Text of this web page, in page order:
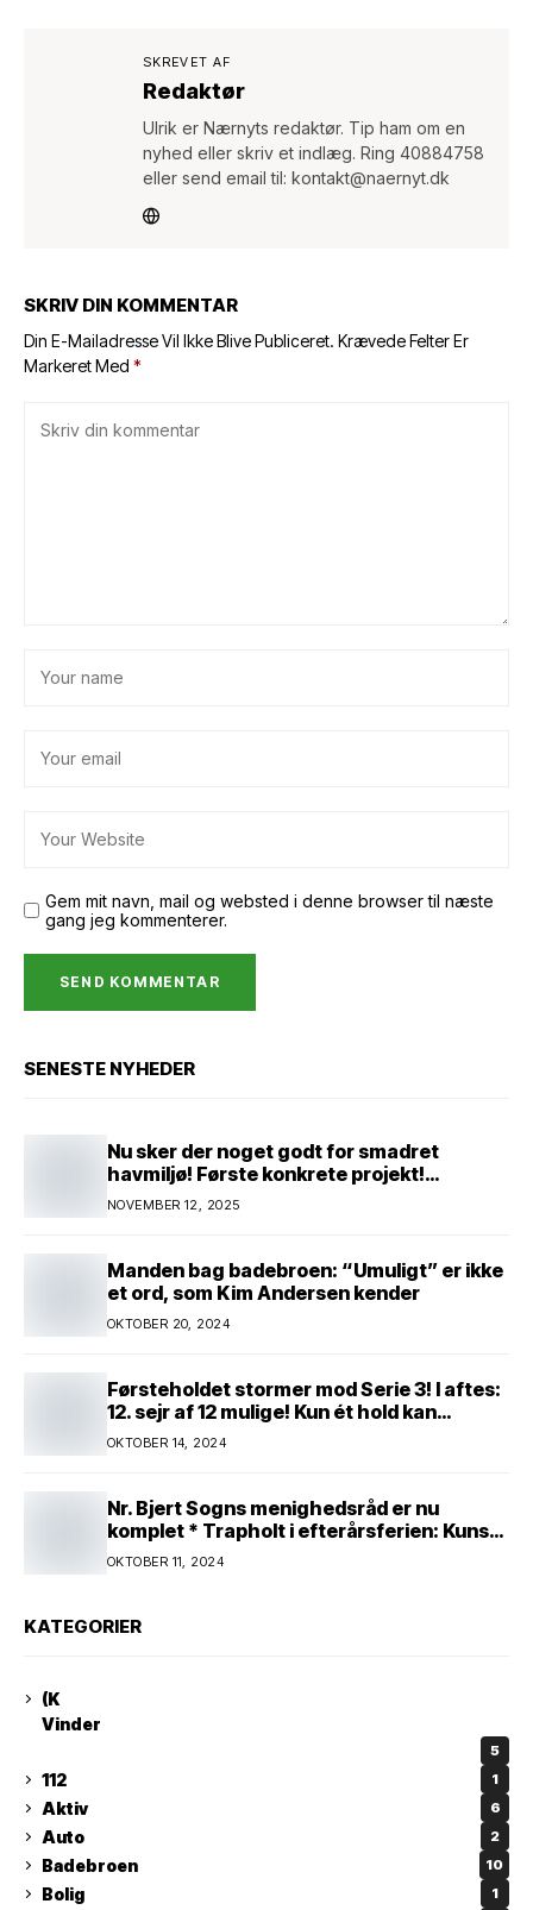
SKREVET AF
Redaktør
Ulrik er Nærnyts redaktør. Tip ham om en
nyhed eller skriv et indlæg. Ring 40884758
eller send email til: kontakt@naernyt.dk
SKRIV DIN KOMMENTAR
Din E-Mailadresse Vil Ikke Blive Publiceret. Krævede Felter Er
Markeret Med *
Gem mit navn, mail og websted i denne browser til næste
gang jeg kommenterer.
SENESTE NYHEDER
Nu sker der noget godt for smadret
havmiljø! Første konkrete projekt!
Genopretning af natur i lavbundsområde
ved Eltang Vig! 31 hektar! 2,5 millioner
NOVEMBER 12, 2025
Manden bag badebroen: “Umuligt” er ikke
et ord, som Kim Andersen kender
OKTOBER 20, 2024
Førsteholdet stormer mod Serie 3! I aftes:
12. sejr af 12 mulige! Kun ét hold kan
spænde ben! Afgørende kamp venter! Alle
mand af hus! Kør med og støt!
OKTOBER 14, 2024
Nr. Bjert Sogns menighedsråd er nu
komplet * Trapholt i efterårsferien: Kunst
og kreativitet i børnehøjde * Nr. Bjert
kunstnerpar repræsenteres på stor
OKTOBER 11, 2024
KATEGORIER
(K
Vinder
5
112 1
Aktiv 6
Auto 2
Badebroen 10
Bolig 1